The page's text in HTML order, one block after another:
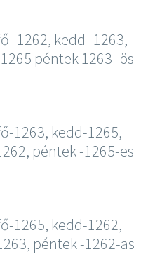
1262, kedd- 1263,
péntek 1263- ös
1263, kedd-1265,
péntek -1265-es
1265, kedd-1262,
péntek -1262-as